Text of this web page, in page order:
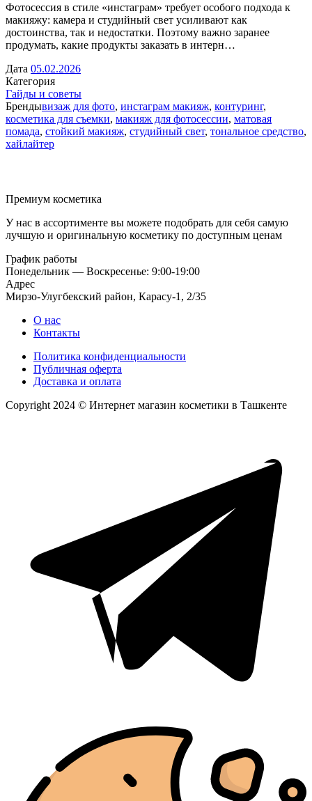
Фотосессия в стиле «инстаграм» требует особого подхода к
макияжу: камера и студийный свет усиливают как
достоинства, так и недостатки. Поэтому важно заранее
продумать, какие продукты заказать в интерн…
Дата 05.02.2026
Категория
Гайды и советы
Брендывизаж для фото, инстаграм макияж, контуринг,
косметика для съемки, макияж для фотосессии, матовая
помада, стойкий макияж, студийный свет, тональное средство,
хайлайтер
Премиум косметика
У нас в ассортименте вы можете подобрать для себя самую
лучшую и оригинальную косметику по доступным ценам
График работы
Понедельник — Воскресенье: 9:00-19:00
Адрес
Мирзо-Улугбекский район, Карасу-1, 2/35
О нас
Контакты
Политика конфиденциальности
Публичная оферта
Доставка и оплата
Copyright 2024 © Интернет магазин косметики в Ташкенте